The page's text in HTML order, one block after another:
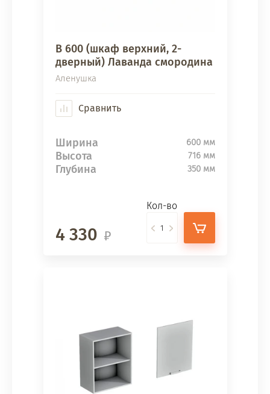
В 600 (шкаф верхний, 2-
дверный) Лаванда смородина
Аленушка
Сравнить
Ширина 600 мм
Высота 716 мм
Глубина 350 мм
4 330
Кол-во